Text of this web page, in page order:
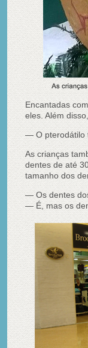
Encantadas
eles. Além
— O pterodátilo
As crianças
dentes de até
tamanho dos
— Os dentes
— É, mas os